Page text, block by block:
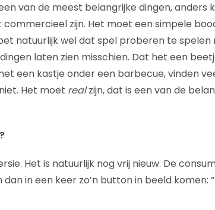
van de meest belangrijke dingen, anders
zijn. Het moet een simpele
natuurlijk wel dat spel proberen te spelen
laten zien misschien. Dat het een
een kastje onder een barbecue, vinden
Het moet realzijn, dat is een van de
Het is natuurlijk nog vrij nieuw. De
in een keer zo’n button in beeld komen: